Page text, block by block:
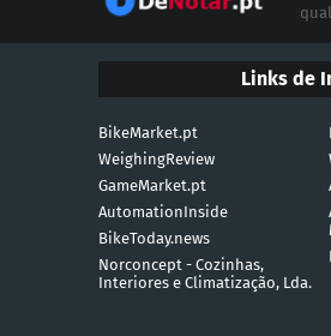
Links de
BikeMarket.pt
WeighingReview
GameMarket.pt
AutomationInside
BikeToday.news
Norconcept - Cozinhas,
Interiores e Climatização, Lda.